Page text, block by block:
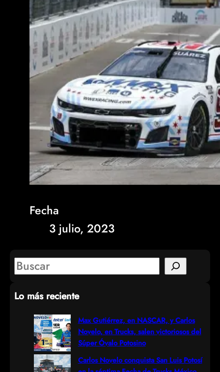
Fecha
3 julio, 2023
S
a
Lo más reciente
Max Gutiérrez, en NASCAR, y Carlos
Novelo, en Trucks, salen victoriosos del
Súper Óvalo Potosino
Carlos Novelo conquista San Luis Potosí